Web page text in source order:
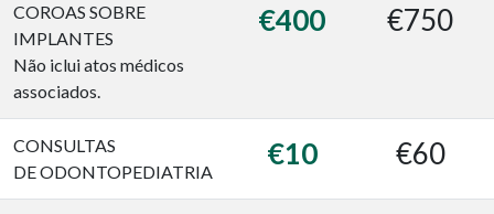
COROAS SOBRE
IMPLANTES
Não iclui atos médicos
associados.
€400 €750
CONSULTAS
DE ODONTOPEDIATRIA
€10 €60